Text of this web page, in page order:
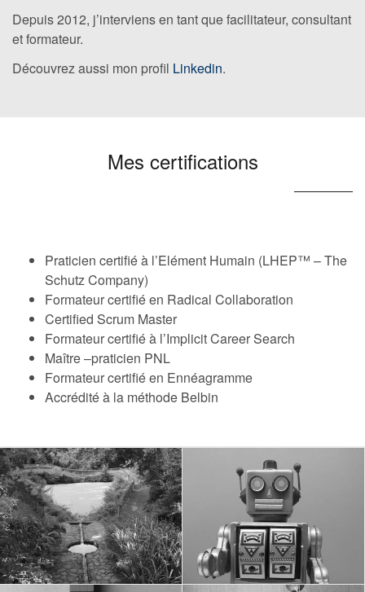
Depuis 2012, j’interviens en tant que facilitateur, consultant
et formateur.
Découvrez aussi mon profil Linkedin.
Mes certifications
Praticien certifié à l’Elément Humain (LHEP™ – The
Schutz Company)
Formateur certifié en Radical Collaboration
Certified Scrum Master
Formateur certifié à l’Implicit Career Search
Maître –praticien PNL
Formateur certifié en Ennéagramme
Accrédité à la méthode Belbin
openchoice
Sois le changement que tu
veux voir dans le monde
{Gandi}
openchoice
Because we are not robots.